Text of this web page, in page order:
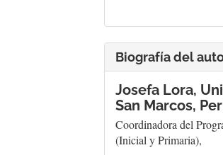
Biografía del
Josefa Lora,
San Marcos,
Coordinadora del
(Inicial y Primaria),